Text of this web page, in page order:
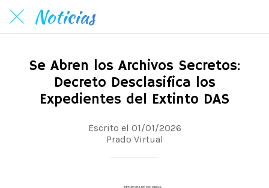
Noticias
Se Abren los Archivos Secretos:
Decreto Desclasifica los
Expedientes del Extinto DAS
Escrito el 01/01/2026
Prado Virtual